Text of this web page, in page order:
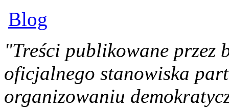
Blog
"Treści publikowane przez
oficjalnego stanowiska
organizowaniu